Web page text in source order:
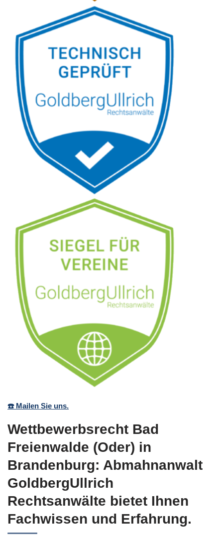
☎️ Mailen Sie uns.
Wettbewerbsrecht Bad
Freienwalde (Oder) in
Brandenburg: Abmahnanwalt
GoldbergUllrich
Rechtsanwälte bietet Ihnen
Fachwissen und Erfahrung.